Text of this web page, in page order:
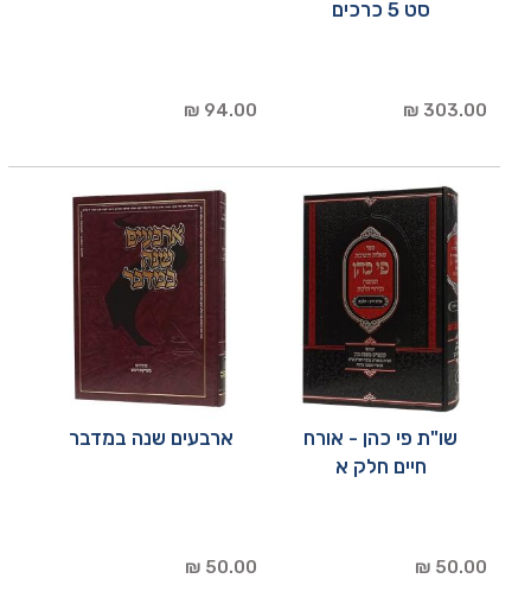
סט 5 כרכים
303.00 ₪
94.00 ₪
שו"ת פי כהן - אורח
חיים חלק א
50.00 ₪
ארבעים שנה במדבר
50.00 ₪